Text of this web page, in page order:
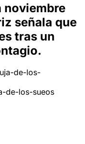
noviembre
señala que
tras un
de-los-sueos